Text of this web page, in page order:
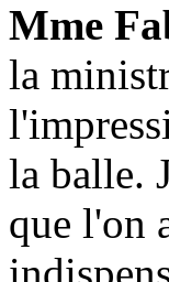
Mme
la
la balle.
que l'on